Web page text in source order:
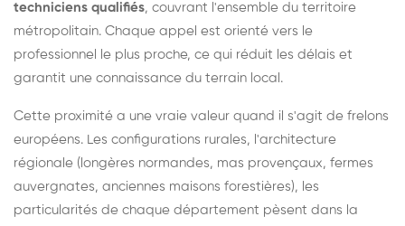
techniciens qualifiés, couvrant l'ensemble du territoire
métropolitain. Chaque appel est orienté vers le
professionnel le plus proche, ce qui réduit les délais et
garantit une connaissance du terrain local.
Cette proximité a une vraie valeur quand il s'agit de frelons
européens. Les configurations rurales, l'architecture
régionale (longères normandes, mas provençaux, fermes
auvergnates, anciennes maisons forestières), les
particularités de chaque département pèsent dans la